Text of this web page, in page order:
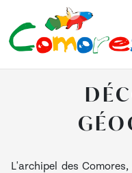
L'archipel des